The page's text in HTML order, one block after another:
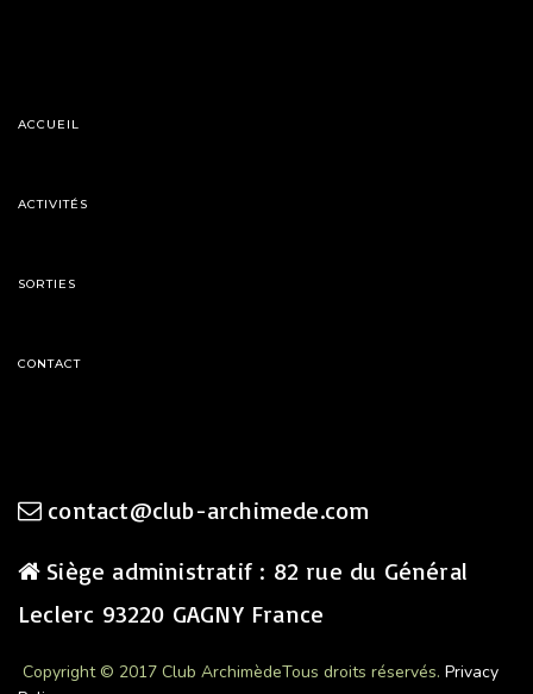
ACCUEIL
ACTIVITÉS
SORTIES
CONTACT
contact@club-archimede.com
Siège administratif : 82 rue du Général
Leclerc 93220 GAGNY France
Copyright © 2017 Club ArchimèdeTous droits réservés. Privacy